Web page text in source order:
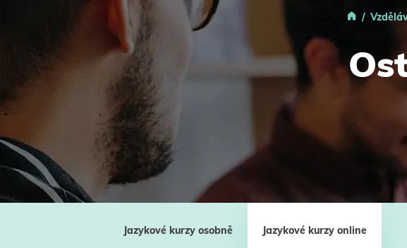
Jazykové kurzy osobně Jazykové kurzy online